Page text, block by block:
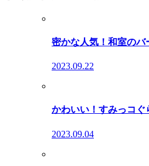
密かな人気！和室のバ
2023.09.22
かわいい！すみっコぐ
2023.09.04